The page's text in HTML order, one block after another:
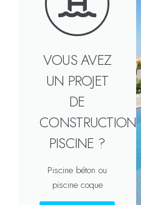
VOUS AVEZ
UN PROJET
DE
CONSTRUCTION
PISCINE ?
Piscine béton ou
piscine coque